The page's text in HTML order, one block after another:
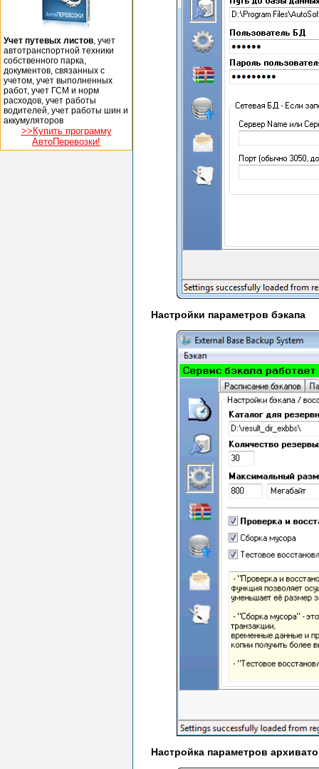
Учет путевых листов , учет
автотранспортной техники
собственного парка,
документов, связанных с
учетом, учет выполненных
работ, учет ГСМ и норм
расходов, учет работы
водителей, учет работы шин и
аккумуляторов
>>Купить программу
АвтоПеревозки!
Настройки параметров бэкапа
Настройка параметров